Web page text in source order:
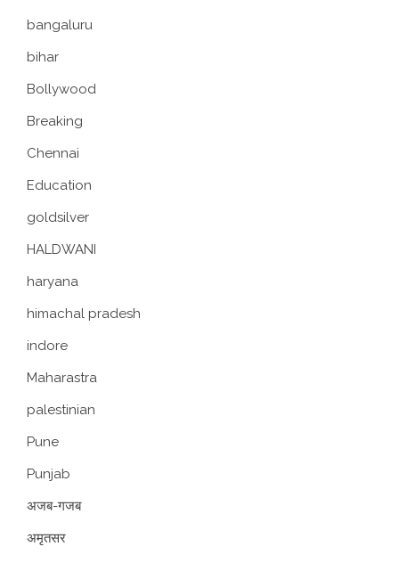
bangaluru
bihar
Bollywood
Breaking
Chennai
Education
goldsilver
HALDWANI
haryana
himachal pradesh
indore
Maharastra
palestinian
Pune
Punjab
अजब-गजब
अमृतसर